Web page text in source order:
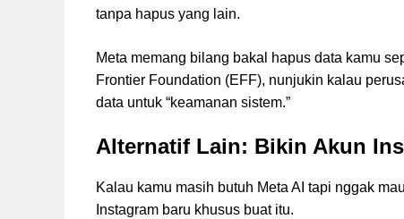
tanpa hapus yang lain.
Meta memang bilang bakal hapus data kamu
Frontier Foundation (EFF), nunjukin kalau
data untuk “keamanan sistem.”
Alternatif Lain: Bikin Akun
Kalau kamu masih butuh Meta AI tapi nggak
Instagram baru khusus buat itu.